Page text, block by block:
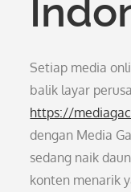
Setiap media
balik layar
https://
dengan Media
sedang naik
konten menarik